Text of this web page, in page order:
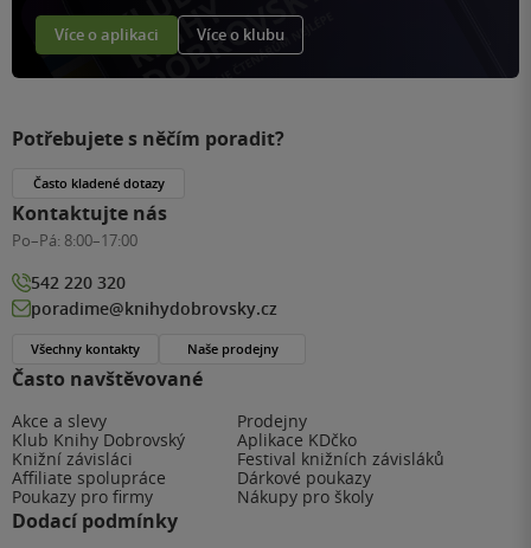
Více o aplikaci Více o klubu
Často navštěvované
Akce a slevy
Prodejny
Klub Knihy Dobrovský
Aplikace KDčko
Knižní závisláci
Festival knižních závisláků
Affiliate spolupráce
Dárkové poukazy
Poukazy pro firmy
Nákupy pro školy
Dodací podmínky
Potřebujete s něčím poradit?
Často kladené dotazy
Kontaktujte nás
Po–Pá: 8:00–17:00
542 220 320
poradime@knihydobrovsky.cz
Všechny kontakty Naše prodejny